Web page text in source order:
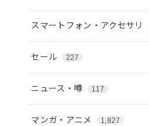
スマートフォン・アクセサリ
セール 227
ニュース・噂 117
マンガ・アニメ 1,827